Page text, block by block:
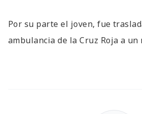
Por su parte el joven, fue
ambulancia de la Cruz Roja a un